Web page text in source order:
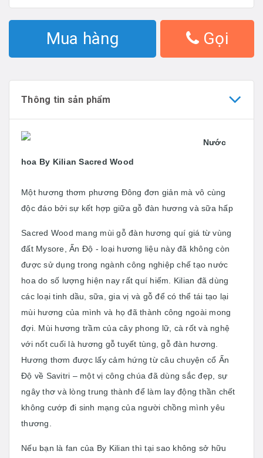
Mua hàng Gọi
Thông tin sản phẩm
Nước
hoa By Kilian Sacred Wood
Một hương thơm phương Đông đơn giản mà vô cùng
độc đáo bởi sự kết hợp giữa gỗ đàn hương và sữa hấp
Sacred Wood mang mùi gỗ đàn hương quí giá từ vùng
đất Mysore, Ấn Độ - loại hương liệu này đã không còn
được sử dụng trong ngành công nghiệp chế tạo nước
hoa do số lượng hiện nay rất quí hiếm. Kilian đã dùng
các loại tinh dầu, sữa, gia vị và gỗ để có thể tái tạo lại
mùi hương của mình và họ đã thành công ngoài mong
đợi. Mùi hương trầm của cây phong lữ, cà rốt và nghệ
với nốt cuối là hương gỗ tuyết tùng, gỗ đàn hương.
Hương thơm được lấy cảm hứng từ câu chuyện cổ Ấn
Độ về Savitri – một vị công chúa đã dùng sắc đẹp, sự
ngây thơ và lòng trung thành để làm lay động thần chết
không cướp đi sinh mạng của người chồng mình yêu
thương.
Nếu bạn là fan của By Kilian thì tại sao không sở hữu